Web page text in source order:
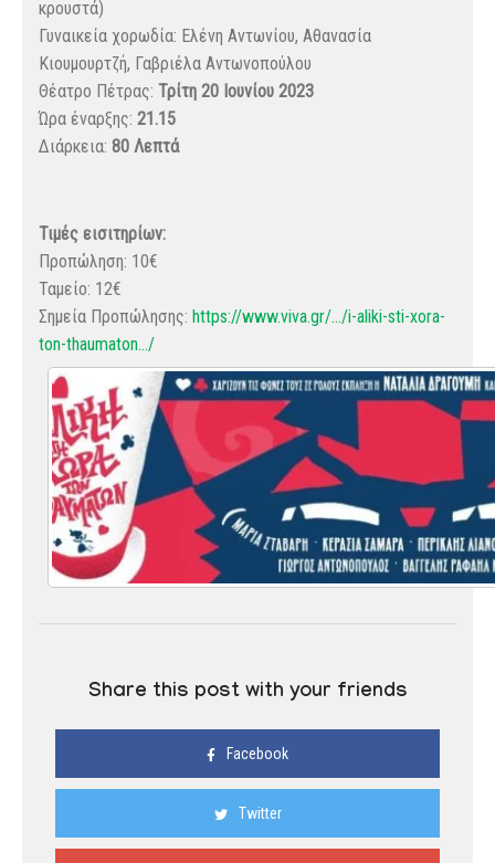
κρουστά)
Γυναικεία χορωδία: Ελένη Αντωνίου, Αθανασία
Κιουμουρτζή, Γαβριέλα Αντωνοπούλου
Θέατρο Πέτρας: Τρίτη 20 Ιουνίου 2023
Ώρα έναρξης: 21.15
Διάρκεια: 80 Λεπτά
Τιμές εισιτηρίων:
Προπώληση: 10€
Ταμείο: 12€
Σημεία Προπώλησης: https://www.viva.gr/…/i-aliki-sti-xora-
ton-thaumaton…/
Share this post with your friends
Facebook
Twitter